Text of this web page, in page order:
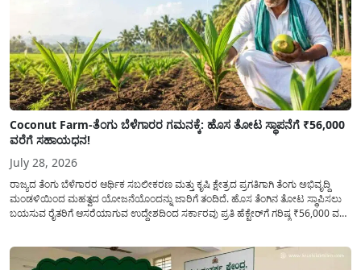
Coconut Farm-ತೆಂಗು ಬೆಳೆಗಾರರ ಗಮನಕ್ಕೆ: ಹೊಸ ತೋಟ ಸ್ಥಾಪನೆಗೆ ₹56,000
ವರೆಗೆ ಸಹಾಯಧನ!
July 28, 2026
ರಾಜ್ಯದ ತೆಂಗು ಬೆಳೆಗಾರರ ಆರ್ಥಿಕ ಸಬಲೀಕರಣ ಮತ್ತು ಕೃಷಿ ಕ್ಷೇತ್ರದ ಪ್ರಗತಿಗಾಗಿ ತೆಂಗು ಅಭಿವೃದ್ದಿ
ಮಂಡಳಿಯಿಂದ ಮಹತ್ವದ ಯೋಜನೆಯೊಂದನ್ನು ಜಾರಿಗೆ ತಂದಿದೆ. ಹೊಸ ತೆಂಗಿನ ತೋಟ ಸ್ಥಾಪಿಸಲು
ಬಯಸುವ ರೈತರಿಗೆ ಆಸರೆಯಾಗುವ ಉದ್ದೇಶದಿಂದ ಸರ್ಕಾರವು ಪ್ರತಿ ಹೆಕ್ಟೇರ್‌ಗೆ ಗರಿಷ್ಠ ₹56,000 ವರೆಗೆ